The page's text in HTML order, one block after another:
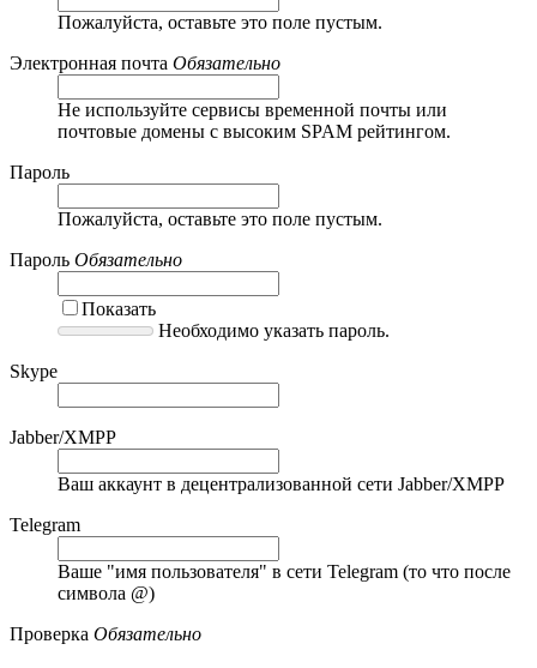
Пожалуйста, оставьте это поле пустым.
Электронная почта Обязательно
Не используйте сервисы временной почты или
почтовые домены с высоким SPAM рейтингом.
Пароль
Пожалуйста, оставьте это поле пустым.
Пароль Обязательно
Показать
Необходимо указать пароль.
Skype
Jabber/XMPP
Ваш аккаунт в децентрализованной сети Jabber/XMPP
Telegram
Ваше "имя пользователя" в сети Telegram (то что после
символа @)
Проверка Обязательно